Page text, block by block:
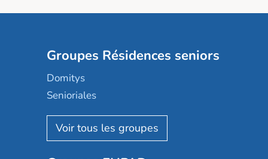
Groupes Résidences seniors
Domitys
Senioriales
Nohée
Les Résidentiels